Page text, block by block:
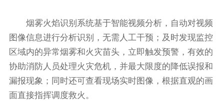
烟雾火焰识别系统基于智能视频分析，自动对视频
图像信息进行分析识别，无需人工干预；及时发现监控
区域内的异常烟雾和火灾苗头，立即触发预警，有效的
协助消防人员处理火灾危机，并最大限度的降低误报和
漏报现象；同时还可查看现场实时图像，根据直观的画
面直接指挥调度救火。